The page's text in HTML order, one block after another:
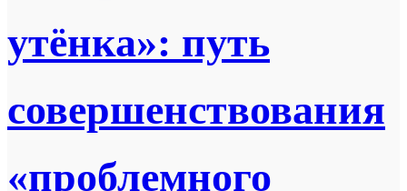
утёнка»: путь
совершенствования
«проблемного